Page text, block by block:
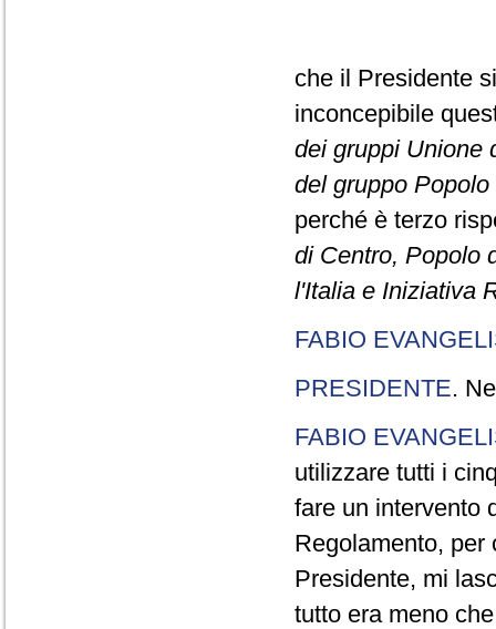
che il Presidente
inconcepibile
dei gruppi Unione
del gruppo
perché è terzo
di Centro, Popolo
l'Italia e Iniziativa
FABIO
PRESIDENTE.
FABIO
utilizzare tutti i
fare un intervento
Regolamento, per
Presidente, mi
tutto era meno